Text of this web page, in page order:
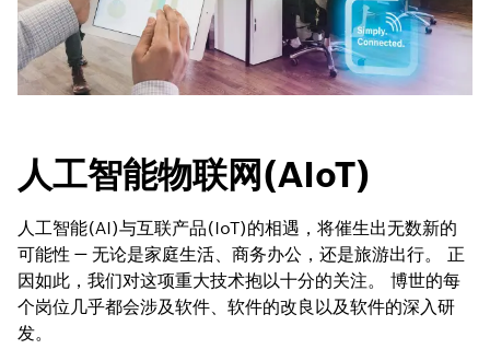
人工智能物联网(AIoT)
人工智能(AI)与互联产品(IoT)的相遇，将催生出无数新的
可能性 — 无论是家庭生活、商务办公，还是旅游出行。 正
因如此，我们对这项重大技术抱以十分的关注。 博世的每
个岗位几乎都会涉及软件、软件的改良以及软件的深入研
发。